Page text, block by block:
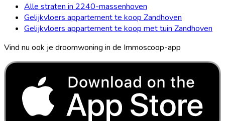
Alle straten in 2240-massenhoven
Gelijkvloers appartement te koop Zandhoven
Gelijkvloers appartement te koop met tuin Zandhoven
Vind nu ook je droomwoning in de Immoscoop-app